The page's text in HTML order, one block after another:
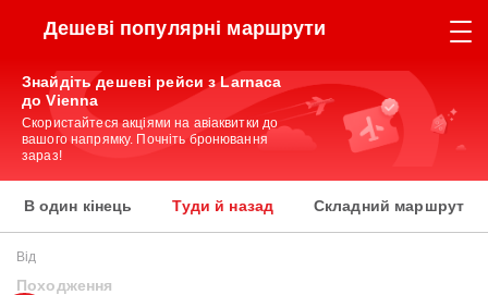
Дешеві популярні маршрути
Знайдіть дешеві рейси з Larnaca
до Vienna
Скористайтеся акціями на авіаквитки до
вашого напрямку. Почніть бронювання
зараз!
В один кінець Туди й назад Складний маршрут
Від
Походження